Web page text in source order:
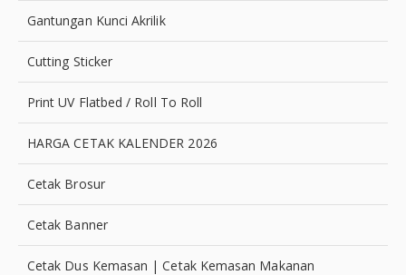
Gantungan Kunci Akrilik
Cutting Sticker
Print UV Flatbed / Roll To Roll
HARGA CETAK KALENDER 2026
Cetak Brosur
Cetak Banner
Cetak Dus Kemasan | Cetak Kemasan Makanan